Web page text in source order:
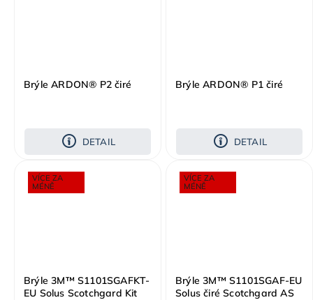
Brýle ARDON® P2 čiré
DETAIL
Brýle ARDON® P1 čiré
DETAIL
VÍCE ZA
MÉNĚ
Brýle 3M™ S1101SGAFKT-
EU Solus Scotchgard Kit
VÍCE ZA
MÉNĚ
Brýle 3M™ S1101SGAF-EU
Solus čiré Scotchgard AS